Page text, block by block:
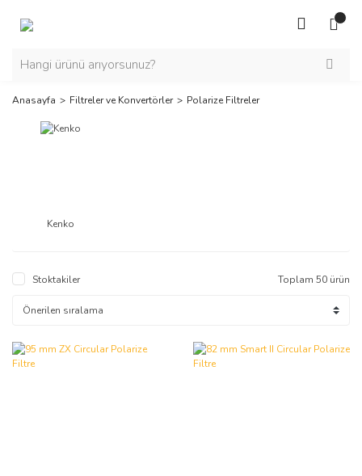
Anasayfa Filtreler ve Konvertörler Polarize Filtreler
Kenko
Stoktakiler Toplam 50 ürün